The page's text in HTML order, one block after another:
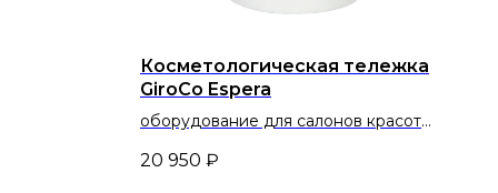
Косметологическая тележка
GiroCo Espera
оборудование для салонов красоты
20 950 ₽